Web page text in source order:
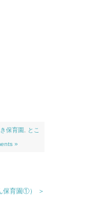
保育園 とこ
»
保育園①） ＞